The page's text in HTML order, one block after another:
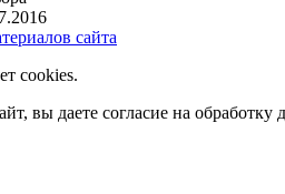
сайта
cookies.
вы даете согласие на обработку